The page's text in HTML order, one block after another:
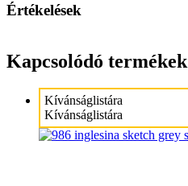
Értékelések
Kapcsolódó termékek
Kívánságlistára
Kívánságlistára